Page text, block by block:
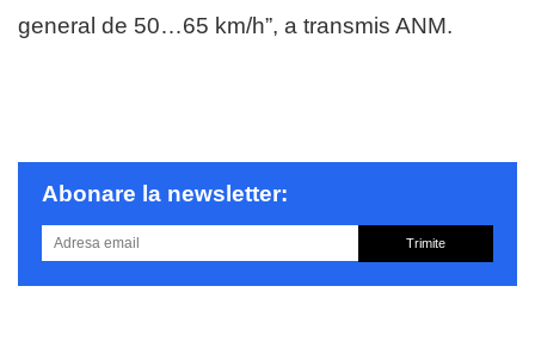
general de 50…65 km/h”, a transmis ANM.
Abonare la newsletter:
Trimite